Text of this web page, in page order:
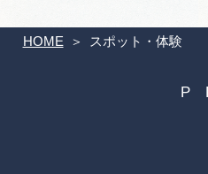
HOME スポット・体験